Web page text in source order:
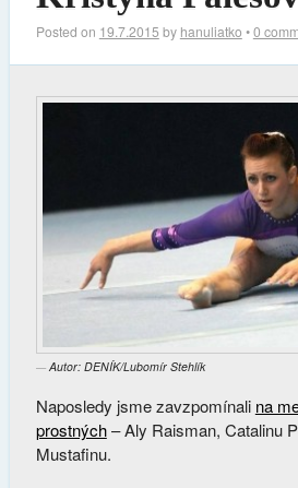
Posted on 19.7.2015 by hanuliatko •0
Autor: DENÍK/Lubomír Stehlík
Naposledy jsme zavzpomínali na
prostných– Aly Raisman, Catalinu
Mustafinu.